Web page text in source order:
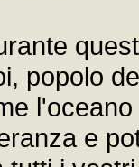
popolo
e